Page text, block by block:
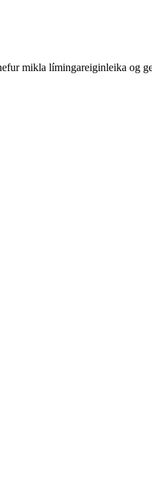
mikla límingareiginleika og